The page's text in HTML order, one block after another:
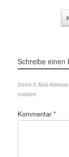
Schreibe einen
Deine E-Mail-
markiert
Kommentar*